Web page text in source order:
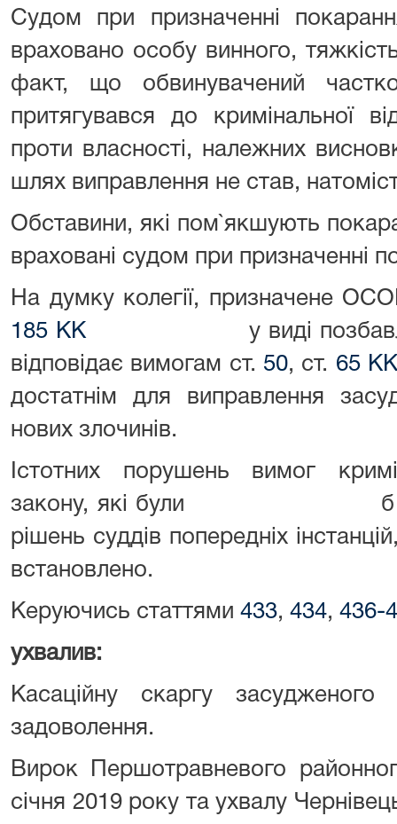
Судом при призначенні
враховано особу винного,
факт, що обвинувачений
притягувався до кримінальної
проти власності, належних
шлях виправлення не став,
Обставини, які пом`якшують
враховані судом при призначенні
На думку колегії, призначене
185 ККу виді позбавлення
відповідає вимогам ст. 50, ст. 65 КК
достатнім для виправлення
нових злочинів.
Істотних порушень вимог
закону, які були б
рішень суддів
встановлено.
Керуючись статтями 433, 434, 436-
ухвалив:
Касаційну скаргу
задоволення.
Вирок Першотравневого
січня 2019 року та ухвалу